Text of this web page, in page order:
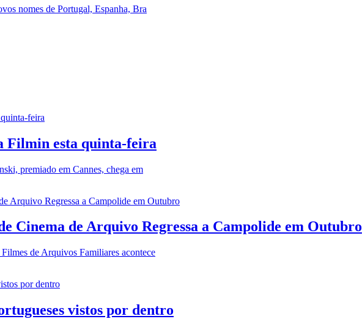
nomes de Portugal, Espanha, Bra
Filmin esta quinta-feira
premiado em Cannes, chega em
Cinema de Arquivo Regressa a Campolide em Outubro
de Arquivos Familiares acontece
vistos por dentro